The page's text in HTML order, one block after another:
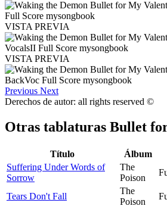
VISTA PREVIA
VISTA PREVIA
Previous Next
Derechos de autor: all rights reserved ©
Otras tablaturas Bullet
Título Álbum
Suffering Under Words of
Sorrow
The
Poison
Tears Don't Fall
The
Poison